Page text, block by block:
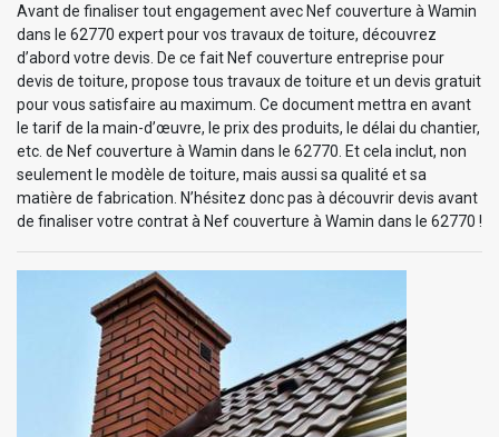
Avant de finaliser tout engagement avec Nef couverture à Wamin
dans le 62770 expert pour vos travaux de toiture, découvrez
d’abord votre devis. De ce fait Nef couverture entreprise pour
devis de toiture, propose tous travaux de toiture et un devis gratuit
pour vous satisfaire au maximum. Ce document mettra en avant
le tarif de la main-d’œuvre, le prix des produits, le délai du chantier,
etc. de Nef couverture à Wamin dans le 62770. Et cela inclut, non
seulement le modèle de toiture, mais aussi sa qualité et sa
matière de fabrication. N’hésitez donc pas à découvrir devis avant
de finaliser votre contrat à Nef couverture à Wamin dans le 62770 !